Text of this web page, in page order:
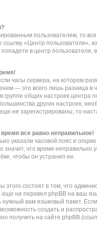
пользователем, то
«Центр пользователя»,
в центр пользователя,
часы сервера, на котором
— это всего лишь разница в
группе общих настроек
других настроек,
не зарегистрированы, то
все равно неправильное!
указали часовой пояс и
значит, что время
чтобы он устранил ее.
состоят в том, что
не перевел phpBB на ваш
нужный вам языковый пакет.
создать и
получить на сайте phpBB